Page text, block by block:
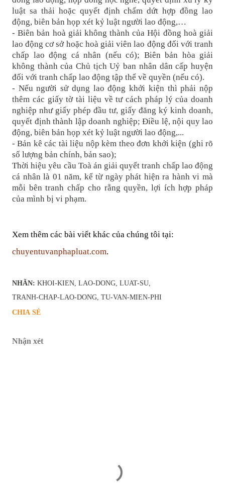
luật sa thải hoặc quyết định chấm dứt hợp đồng lao
động, biên bản họp xét kỷ luật người lao động,…
- Biên bản hoà giải không thành của Hội đồng hoà giải
lao động cơ sở hoặc hoà giải viên lao động đối với tranh
chấp lao động cá nhân (nếu có); Biên bản hòa giải
không thành của Chủ tịch Uỷ ban nhân dân cấp huyện
đối với tranh chấp lao động tập thể về quyền (nếu có).
- Nếu người sử dụng lao động khởi kiện thì phải nộp
thêm các giấy tờ tài liệu về tư cách pháp lý của doanh
nghiệp như giấy phép đầu tư, giấy đăng ký kinh doanh,
quyết định thành lập doanh nghiệp; Điều lệ, nội quy lao
động, biên bản họp xét kỷ luật người lao động,...
- Bản kê các tài liệu nộp kèm theo đơn khởi kiện (ghi rõ
số lượng bản chính, bản sao);
Thời hiệu yêu cầu Toà án giải quyết tranh chấp lao động
cá nhân là 01 năm, kể từ ngày phát hiện ra hành vi mà
mỗi bên tranh chấp cho rằng quyền, lợi ích hợp pháp
của mình bị vi phạm.
Xem thêm các bài viết khác của chúng tôi tại:
chuyentuvanphapluat.com.
NHÃN: KHOI-KIEN LAO-DONG LUAT-SU
TRANH-CHAP-LAO-DONG TU-VAN-MIEN-PHI
CHIA SẺ
Nhận xét